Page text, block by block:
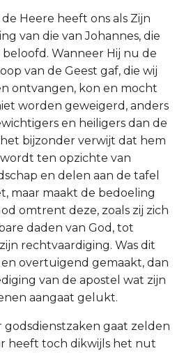
Heere heeft ons als Zijn
van die van Johannes, die
Wanneer Hij nu de
van de Geest gaf, die wij
ontvangen, kon en mocht
worden geweigerd, anders
en heiligers dan de
bijzonder verwijt dat hem
ten opzichte van
en delen aan de tafel
maar maakt de bedoeling
omtrent deze, zoals zij zich
daden van God, tot
rechtvaardiging. Was dit
overtuigend gemaakt, dan
van de apostel wat zijn
aangaat gelukt.
godsdienstzaken gaat zelden
heeft toch dikwijls het nut